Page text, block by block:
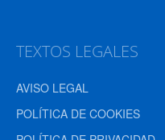
TEXTOS LEGALES
AVISO LEGAL
POLÍTICA DE COOKIES